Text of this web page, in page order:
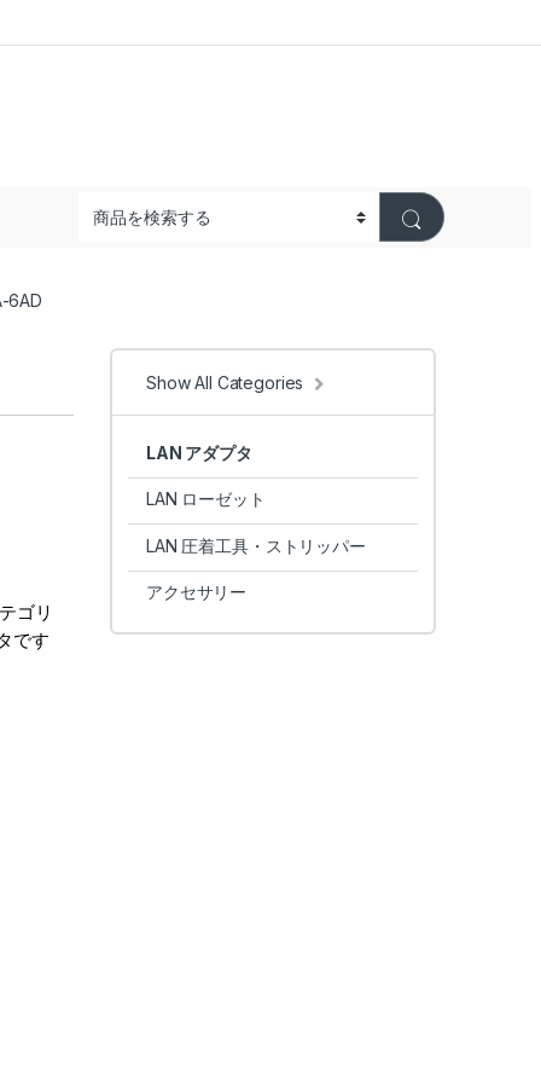
6AD
ゴリ
です
Show All Categories
LAN アダプタ
LAN ローゼット
LAN 圧着工具・ストリッパー
アクセサリー